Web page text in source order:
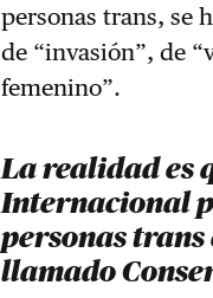
personas trans, se
de “invasión”, de
femenino”.
La realidad es
Internacional
personas trans
llamado